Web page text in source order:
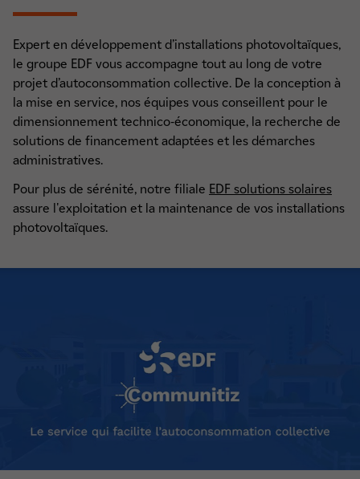
Expert en développement d’installations photovoltaïques,
le groupe EDF vous accompagne tout au long de votre
projet d’autoconsommation collective. De la conception à
la mise en service, nos équipes vous conseillent pour le
dimensionnement technico-économique, la recherche de
solutions de financement adaptées et les démarches
administratives.
Pour plus de sérénité, notre filiale EDF solutions solaires
assure l'exploitation et la maintenance de vos installations
photovoltaïques.